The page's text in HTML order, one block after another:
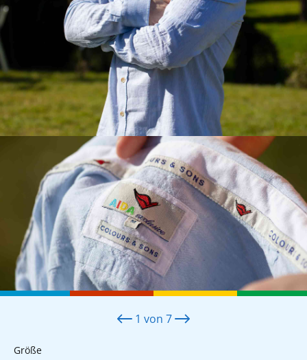
1 von 7
Größeauswählen